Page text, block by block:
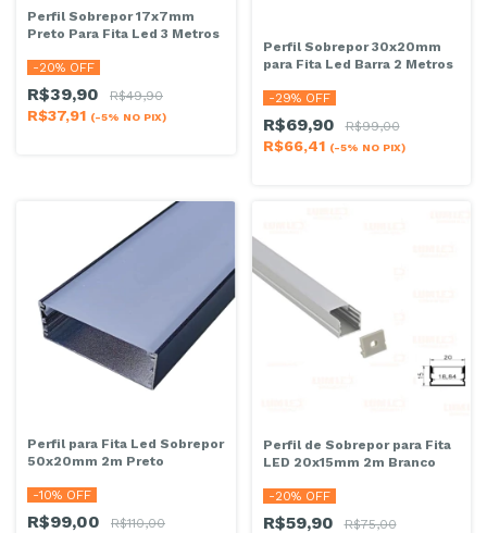
Perfil Sobrepor 17x7mm
Preto Para Fita Led 3 Metros
-20% OFF
R$39,90 R$49,90
R$37,91 (-5% NO PIX)
Perfil Sobrepor 30x20mm
para Fita Led Barra 2 Metros
-29% OFF
R$69,90 R$99,00
R$66,41 (-5% NO PIX)
Perfil para Fita Led Sobrepor
50x20mm 2m Preto
-10% OFF
R$99,00 R$110,00
Perfil de Sobrepor para Fita
LED 20x15mm 2m Branco
-20% OFF
R$59,90 R$75,00